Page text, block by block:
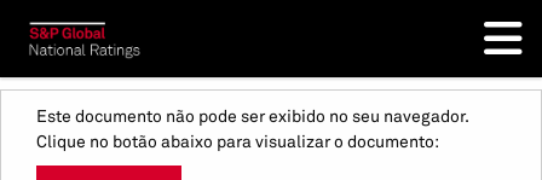
Este documento não pode ser exibido no seu navegador.
Clique no botão abaixo para visualizar o documento: